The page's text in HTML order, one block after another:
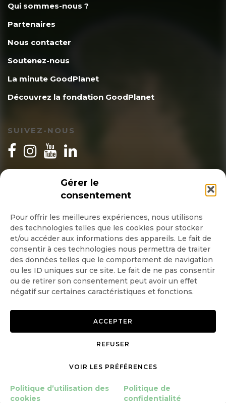
Gérer le
consentement
Pour offrir les meilleures expériences, nous utilisons
des technologies telles que les cookies pour stocker
et/ou accéder aux informations des appareils. Le fait de
consentir à ces technologies nous permettra de traiter
des données telles que le comportement de navigation
ou les ID uniques sur ce site. Le fait de ne pas consentir
ou de retirer son consentement peut avoir un effet
négatif sur certaines caractéristiques et fonctions.
ACCEPTER
REFUSER
VOIR LES PRÉFÉRENCES
Politique d’utilisation des
cookies
Politique de
confidentialité
Qui sommes-nous ?
Partenaires
Nous contacter
Soutenez-nous
La minute GoodPlanet
Découvrez la fondation GoodPlanet
SUIVEZ-NOUS
INSCRIPTION NEWSLETTER
Quotidienne
Hebdo
OK
Politique de confidentialité
Gérer le consentement